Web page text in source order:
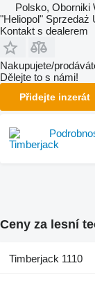
Polsko, Oborniki
"Heliopol" Sprzedaż
Kontakt s dealerem
Nakupujete/
Dělejte to s námi!
Přidejte inzerát
Ceny za lesní
Timberjack 1110